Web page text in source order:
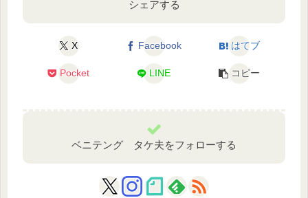
シェアする
X Facebook はてブ
Pocket LINE コピー
ベニテング タケ夫をフォローする